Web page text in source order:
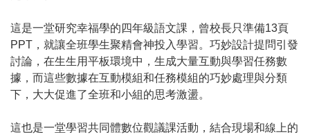
這是一堂研究幸福學的四年級語文課，曾校長只準備13頁
PPT，就讓全班學生聚精會神投入學習。巧妙設計提問引發
討論，在生生用平板環境中，生成大量互動與學習任務數
據，而這些數據在互動模組和任務模組的巧妙處理與分類
下，大大促進了全班和小組的思考激盪。
這也是一堂學習共同體數位觀議課活動，結合現場和線上的